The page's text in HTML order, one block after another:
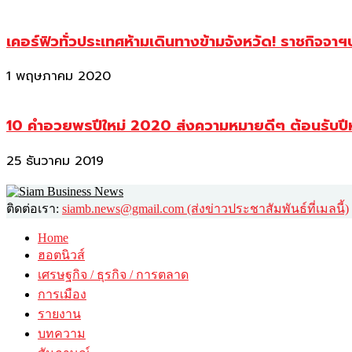
เคอร์ฟิวทั่วประเทศห้ามเดินทางข้ามจังหวัด! ราชกิจจา
1 พฤษภาคม 2020
10 คำอวยพรปีใหม่ 2020 ส่งความหมายดีๆ ต้อนรับ
25 ธันวาคม 2019
ติดต่อเรา: siamb.news@gmail.com (ส่งข่าวประชาสัมพันธ์ที่เมลนี้)
Home
ฮอตนิวส์
เศรษฐกิจ / ธุรกิจ / การตลาด
การเมือง
รายงาน
บทความ